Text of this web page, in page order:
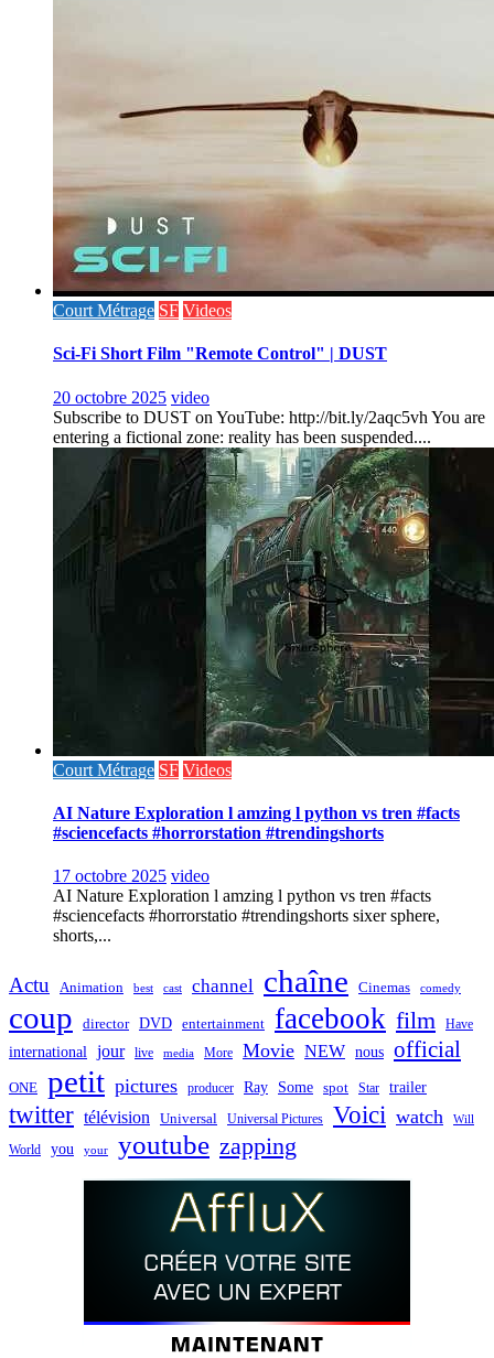
Court Métrage SF Videos
Sci-Fi Short Film "Remote Control" | DUST
20 octobre 2025 video
Subscribe to DUST on YouTube: http://bit.ly/2aqc5vh You are
entering a fictional zone: reality has been suspended....
Court Métrage SF Videos
AI Nature Exploration l amzing l python vs tren #facts
#sciencefacts #horrorstation #trendingshorts
17 octobre 2025 video
AI Nature Exploration l amzing l python vs tren #facts
#sciencefacts #horrorstatio #trendingshorts sixer sphere,
shorts,...
Actu Animation best cast channel chaîne Cinemas comedy
coup director DVD entertainment facebook film Have
international jour live media More Movie NEW nous official
ONE petit pictures producer Ray Some spot Star trailer
twitter télévision Universal Universal Pictures Voici watch Will
World you your youtube zapping